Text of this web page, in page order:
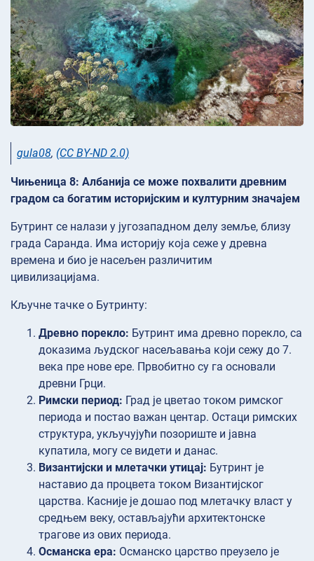
gula08, (CC BY-ND 2.0)
Чињеница 8: Албанија се може похвалити древним
градом са богатим историјским и културним значајем
Бутринт се налази у југозападном делу земље, близу
града Саранда. Има историју која сеже у древна
времена и био је насељен различитим
цивилизацијама.
Кључне тачке о Бутринту:
Древно порекло: Бутринт има древно порекло, са
доказима људског насељавања који сежу до 7.
века пре нове ере. Првобитно су га основали
древни Грци.
Римски период: Град је цветао током римског
периода и постао важан центар. Остаци римских
структура, укључујући позориште и јавна
купатила, могу се видети и данас.
Византијски и млетачки утицај: Бутринт је
наставио да процвета током Византијског
царства. Касније је дошао под млетачку власт у
средњем веку, остављајући архитектонске
трагове из ових периода.
Османска ера: Османско царство преузело је